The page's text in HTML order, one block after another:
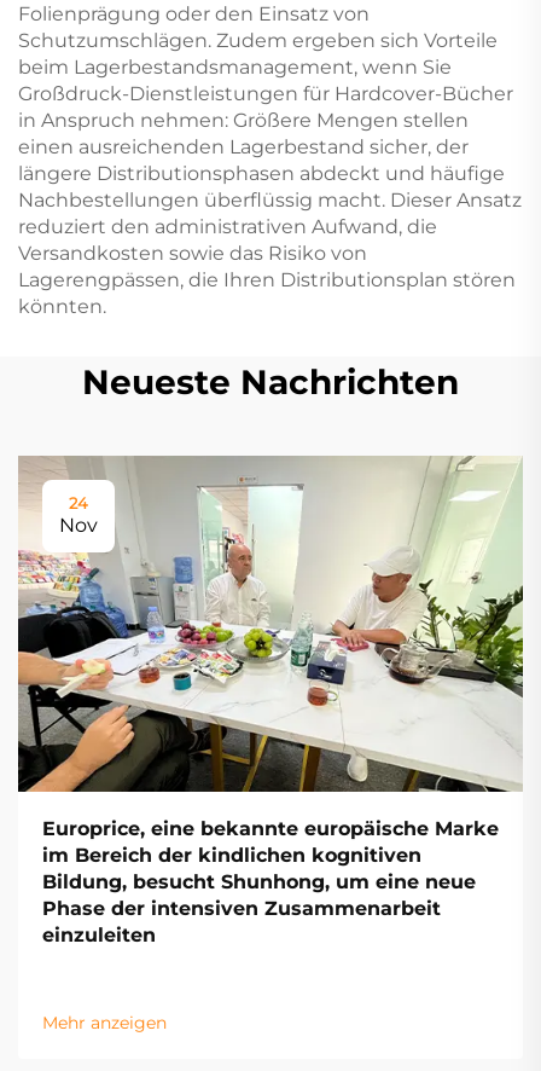
Folienprägung oder den Einsatz von
Schutzumschlägen. Zudem ergeben sich Vorteile
beim Lagerbestandsmanagement, wenn Sie
Großdruck-Dienstleistungen für Hardcover-Bücher
in Anspruch nehmen: Größere Mengen stellen
einen ausreichenden Lagerbestand sicher, der
längere Distributionsphasen abdeckt und häufige
Nachbestellungen überflüssig macht. Dieser Ansatz
reduziert den administrativen Aufwand, die
Versandkosten sowie das Risiko von
Lagerengpässen, die Ihren Distributionsplan stören
könnten.
Neueste Nachrichten
24
Nov
Europrice, eine bekannte europäische Marke
im Bereich der kindlichen kognitiven
Bildung, besucht Shunhong, um eine neue
Phase der intensiven Zusammenarbeit
einzuleiten
Mehr anzeigen